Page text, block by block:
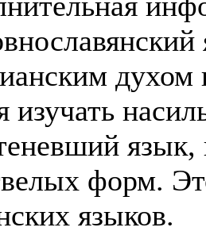
духом
изучать
язык,
форм.
языков.